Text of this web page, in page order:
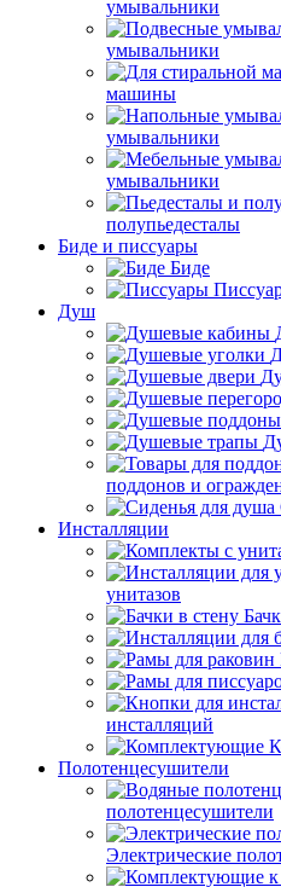
умывальники
умывальники
машины
умывальники
умывальники
полупьедесталы
Биде и писсуары
Биде
Душ
поддонов и
Инсталляции
унитазов
инсталляций
Полотенцесушители
полотенцесушители
Электрические